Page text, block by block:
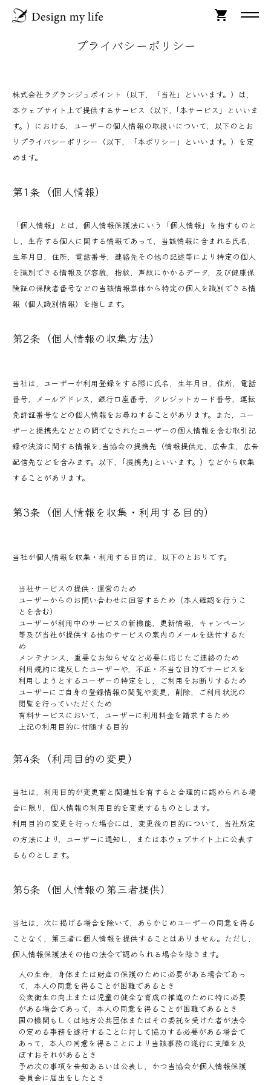
shopping_cart
プライバシーポリシー
株式会社ラグランジュポイント（以下，「当社」といいます。）は，
本ウェブサイト上で提供するサービス（以下,「本サービス」といいま
す。）における，ユーザーの個人情報の取扱いについて，以下のとお
りプライバシーポリシー（以下，「本ポリシー」といいます。）を定
めます。
第1条（個人情報）
「個人情報」とは，個人情報保護法にいう「個人情報」を指すものと
し，生存する個人に関する情報であって，当該情報に含まれる氏名，
生年月日，住所，電話番号，連絡先その他の記述等により特定の個人
を識別できる情報及び容貌，指紋，声紋にかかるデータ，及び健康保
険証の保険者番号などの当該情報単体から特定の個人を識別できる情
報（個人識別情報）を指します。
第2条（個人情報の収集方法）
当社は，ユーザーが利用登録をする際に氏名，生年月日，住所，電話
番号，メールアドレス，銀行口座番号，クレジットカード番号，運転
免許証番号などの個人情報をお尋ねすることがあります。また，ユー
ザーと提携先などとの間でなされたユーザーの個人情報を含む取引記
録や決済に関する情報を,当協会の提携先（情報提供元，広告主，広告
配信先などを含みます。以下，｢提携先｣といいます。）などから収集
することがあります。
第3条（個人情報を収集・利用する目的）
当社が個人情報を収集・利用する目的は，以下のとおりです。
当社サービスの提供・運営のため
ユーザーからのお問い合わせに回答するため（本人確認を行うこ
とを含む）
ユーザーが利用中のサービスの新機能，更新情報，キャンペーン
等及び当社が提供する他のサービスの案内のメールを送付するた
め
メンテナンス，重要なお知らせなど必要に応じたご連絡のため
利用規約に違反したユーザーや，不正・不当な目的でサービスを
利用しようとするユーザーの特定をし，ご利用をお断りするため
ユーザーにご自身の登録情報の閲覧や変更，削除，ご利用状況の
閲覧を行っていただくため
有料サービスにおいて，ユーザーに利用料金を請求するため
上記の利用目的に付随する目的
第4条（利用目的の変更）
当社は，利用目的が変更前と関連性を有すると合理的に認められる場
合に限り，個人情報の利用目的を変更するものとします。
利用目的の変更を行った場合には，変更後の目的について，当社所定
の方法により，ユーザーに通知し，または本ウェブサイト上に公表す
るものとします。
第5条（個人情報の第三者提供）
当社は，次に掲げる場合を除いて，あらかじめユーザーの同意を得る
ことなく，第三者に個人情報を提供することはありません。ただし，
個人情報保護法その他の法令で認められる場合を除きます。
人の生命，身体または財産の保護のために必要がある場合であっ
て，本人の同意を得ることが困難であるとき
公衆衛生の向上または児童の健全な育成の推進のために特に必要
がある場合であって，本人の同意を得ることが困難であるとき
国の機関もしくは地方公共団体またはその委託を受けた者が法令
の定める事務を遂行することに対して協力する必要がある場合で
あって，本人の同意を得ることにより当該事務の遂行に支障を及
ぼすおそれがあるとき
予め次の事項を告知あるいは公表し，かつ当協会が個人情報保護
委員会に届出をしたとき